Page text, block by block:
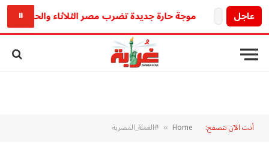
عاجل موجة حارة جديدة تضرب مصر الثلاثاء والحرارة المحسوسة
⏸
أنت الآن تتصفح: Home
» #العملة_المصرية